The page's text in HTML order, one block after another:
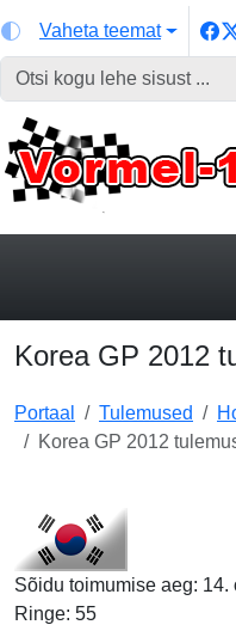
Vaheta teemat
Korea GP 2012
Portaal Tulemused
Korea GP 2012
Sõidu toimumise aeg: 14.
Ringe: 55